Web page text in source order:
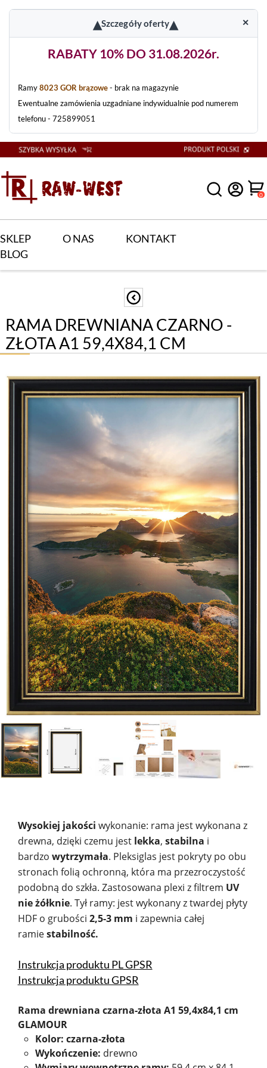
▴Szczegóły oferty▴ ✕
RABATY 10% DO 31.08.2026r.
Ramy8023 GOR brązowe- brak na magazynie
Ewentualne zamówienia uzgadniane indywidualnie pod numerem
telefonu - 725899051
0
SKLEP O NAS
KONTAKT
BLOG
RAMA DREWNIANA CZARNO -
ZŁOTA A1 59,4X84,1 CM
Wysokiej jakości wykonanie: rama jest wykonana z
drewna, dzięki czemu jest lekka, stabilna i
bardzo wytrzymała. Pleksiglas jest pokryty po obu
stronach folią ochronną, która ma przezroczystość
podobną do szkła. Zastosowana plexi z filtrem UV
nie żółknie. Tył ramy: jest wykonany z twardej płyty
HDF o grubości 2,5-3 mm i zapewnia całej
ramie stabilność.
Instrukcja produktu PL GPSR
Instrukcja produktu GPSR
Rama drewniana czarna-złota A1 59,4x84,1 cm
GLAMOUR
Kolor: czarna-złota
Wykończenie: drewno